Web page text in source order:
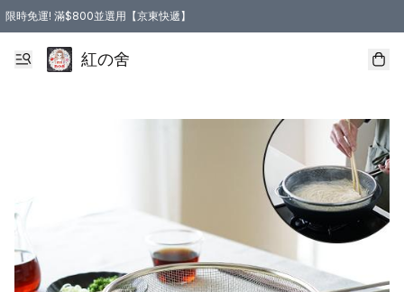
限時免運! 滿$800並選用【京東快遞】
紅の舍